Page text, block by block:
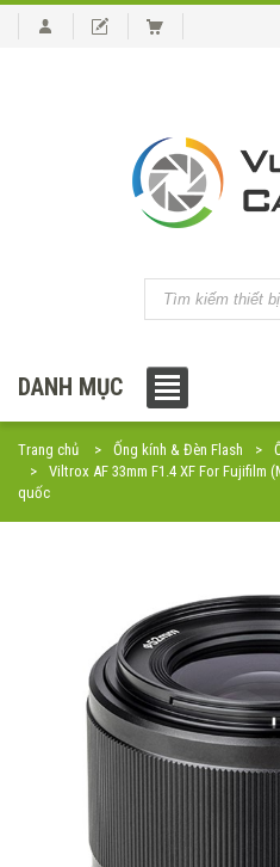
DANH MỤC
Trang chủ Ống kính & Đèn Flash
Viltrox AF 33mm F1.4 XF For Fujifilm
quốc